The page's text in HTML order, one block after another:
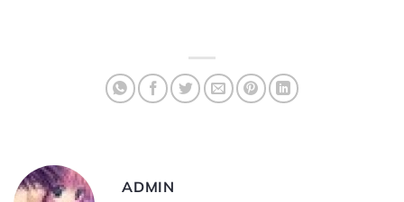
ADMIN